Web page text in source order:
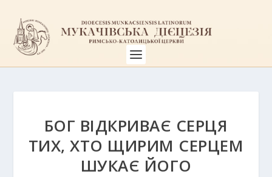
БОГ ВІДКРИВАЄ СЕРЦЯ
ТИХ, ХТО ЩИРИМ СЕРЦЕМ
ШУКАЄ ЙОГО